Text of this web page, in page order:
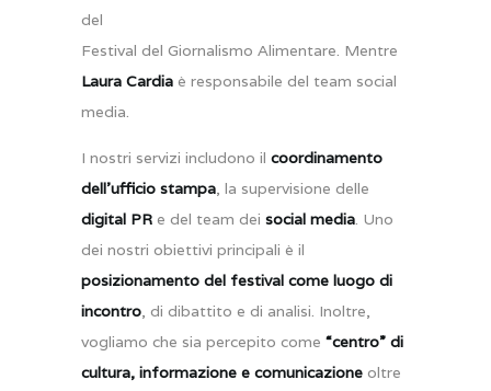
del
Festival del Giornalismo Alimentare. Mentre
Laura Cardia è responsabile del team social
media.
I nostri servizi includono il coordinamento
dell’ufficio stampa, la supervisione delle
digital PR e del team dei social media. Uno
dei nostri obiettivi principali è il
posizionamento del festival come luogo di
incontro, di dibattito e di analisi. Inoltre,
vogliamo che sia percepito come “centro” di
cultura, informazione e comunicazione oltre